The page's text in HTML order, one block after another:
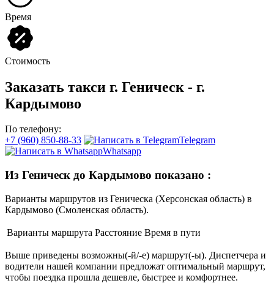
Время
Стоимость
Заказать такси г. Геническ - г.
Кардымово
По телефону:
+7 (960) 850-88-33
Telegram
Whatsapp
Из Геническ до Кардымово показано :
Варианты маршрутов из Геническа (Херсонская область) в
Кардымово (Смоленская область).
Варианты маршрута Расстояние Время в пути
Выше приведены возможны(-й/-е) маршрут(-ы). Диспетчера и
водители нашей компании предложат оптимальный маршрут,
чтобы поездка прошла дешевле, быстрее и комфортнее.